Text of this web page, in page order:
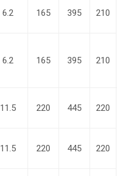
6.2 165 395 210
6.2 165 395 210
11.5 220 445 220
11.5 220 445 220